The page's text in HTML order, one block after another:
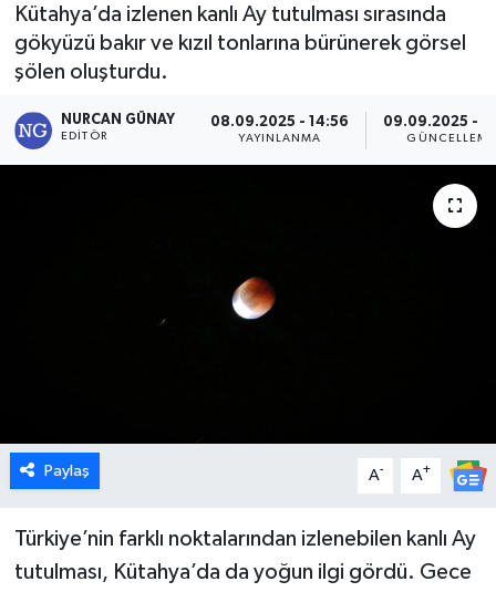
Kütahya’da izlenen kanlı Ay tutulması sırasında
gökyüzü bakır ve kızıl tonlarına bürünerek görsel
şölen oluşturdu.
NURCAN GÜNAY
EDITÖR
08.09.2025 - 14:56
YAYINLANMA
09.09.2025 -
GÜNCELLEME
Paylaş A- A+
Türkiye’nin farklı noktalarından izlenebilen kanlı Ay
tutulması, Kütahya’da da yoğun ilgi gördü. Gece
Dumlupınar
Dünya
Eğitim
Genel
Hisarcık